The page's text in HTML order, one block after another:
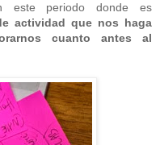
este periodo donde es
actividad que nos haga
cuanto antes al